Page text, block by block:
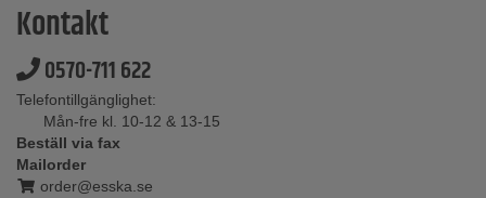
Kontakt
0570-711 622
Telefontillgänglighet:
Mån-fre kl. 10-12 & 13-15
Beställ via fax
Mailorder
order@esska.se